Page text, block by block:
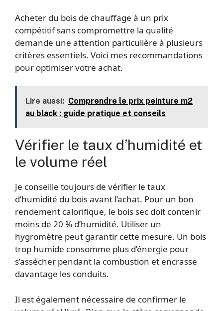
Acheter du bois de chauffage à un prix
compétitif sans compromettre la qualité
demande une attention particulière à plusieurs
critères essentiels. Voici mes recommandations
pour optimiser votre achat.
Lire aussi: Comprendre le prix peinture m2
au black : guide pratique et conseils
Vérifier le taux d’humidité et
le volume réel
Je conseille toujours de vérifier le taux
d’humidité du bois avant l’achat. Pour un bon
rendement calorifique, le bois sec doit contenir
moins de 20 % d’humidité. Utiliser un
hygromètre peut garantir cette mesure. Un bois
trop humide consomme plus d’énergie pour
s’assécher pendant la combustion et encrasse
davantage les conduits.
Il est également nécessaire de confirmer le